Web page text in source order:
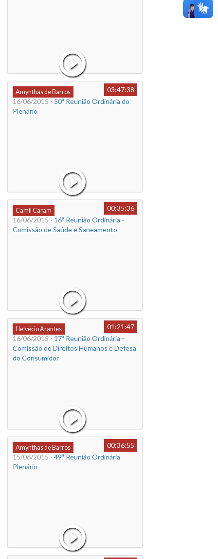
Amynthas de Barros
03:47:38
16/06/2015 - 50ª Reunião Ordinária do
Plenário
Camil Caram
00:35:36
16/06/2015 - 16ª Reunião Ordinária -
Comissão de Saúde e Saneamento
Helvécio Arantes
01:21:47
16/06/2015 - 17ª Reunião Ordinária -
Comissão de Direitos Humanos e Defesa
do Consumidor
Amynthas de Barros
00:36:55
15/06/2015 - 49ª Reunião Ordinária
Plenário